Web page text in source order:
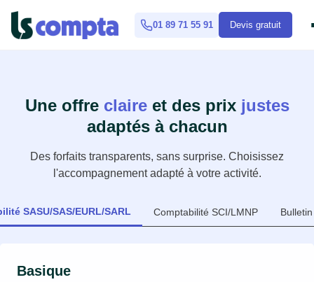
01 89 71 55 91 Devis gratuit
Une offre claireet des prix justes
adaptés à chacun
Des forfaits transparents, sans surprise. Choisissez
l'accompagnement adapté à votre activité.
SASU/SAS/EURL/SARL Comptabilité SCI/LMNP
Basique